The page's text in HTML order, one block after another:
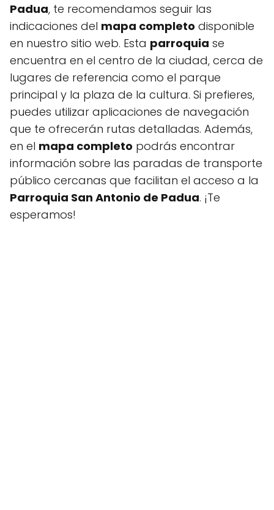
Padua, te recomendamos seguir las
indicaciones del mapa completo disponible
en nuestro sitio web. Esta parroquia se
encuentra en el centro de la ciudad, cerca de
lugares de referencia como el parque
principal y la plaza de la cultura. Si prefieres,
puedes utilizar aplicaciones de navegación
que te ofrecerán rutas detalladas. Además,
en el mapa completo podrás encontrar
información sobre las paradas de transporte
público cercanas que facilitan el acceso a la
Parroquia San Antonio de Padua. ¡Te
esperamos!